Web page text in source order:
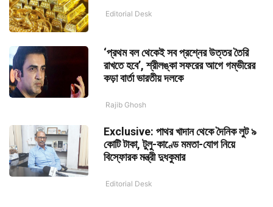
Editorial Desk
‘প্রথম বল থেকেই সব প্রশ্নের উত্তর তৈরি
রাখতে হবে’, শ্রীলঙ্কা সফরের আগে গম্ভীরের
কড়া বার্তা ভারতীয় দলকে
Rajib Ghosh
Exclusive: পাথর খাদান থেকে দৈনিক লুট ৯
কোটি টাকা, টুলু-কাণ্ডে মমতা-যোগ নিয়ে
বিস্ফোরক মন্ত্রী দুধকুমার
Editorial Desk